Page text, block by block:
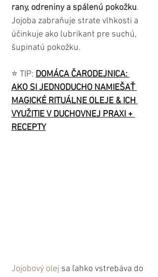
rany, odreniny a spálenú pokožku.
Jojoba zabraňuje strate vlhkosti a
účinkuje ako lubrikant pre suchú,
šupinatú pokožku.
⭐️ TIP: DOMÁCA ČARODEJNICA:
AKO SI JEDNODUCHO NAMIEŠAŤ
MAGICKÉ RITUÁLNE OLEJE & ICH
VYUŽITIE V DUCHOVNEJ PRAXI +
RECEPTY
Jojobový olej sa ľahko vstrebáva do